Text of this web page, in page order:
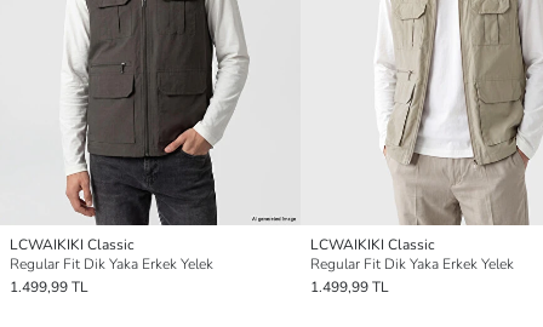
LCWAIKIKI Classic
Regular Fit Dik Yaka Erkek Yelek
1.499,99 TL
LCWAIKIKI Classic
Regular Fit Dik Yaka Erkek Yelek
1.499,99 TL